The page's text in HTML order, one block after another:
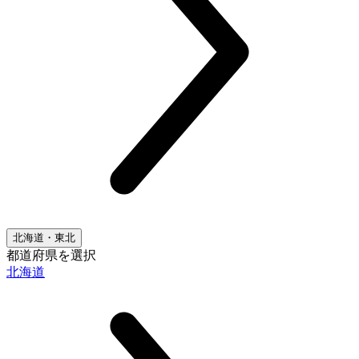
北海道・東北
都道府県を選択
北海道